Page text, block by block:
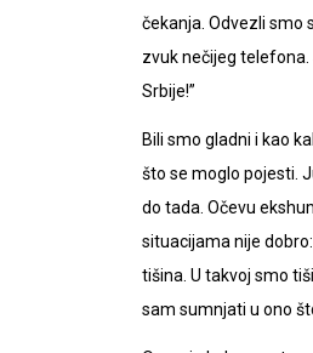
čekanja. Odvezli smo
zvuk nečijeg telefona.
Srbije!”
Bili smo gladni i kao
što se moglo pojesti.
do tada. Očevu
situacijama nije
tišina. U takvoj smo
sam sumnjati u ono